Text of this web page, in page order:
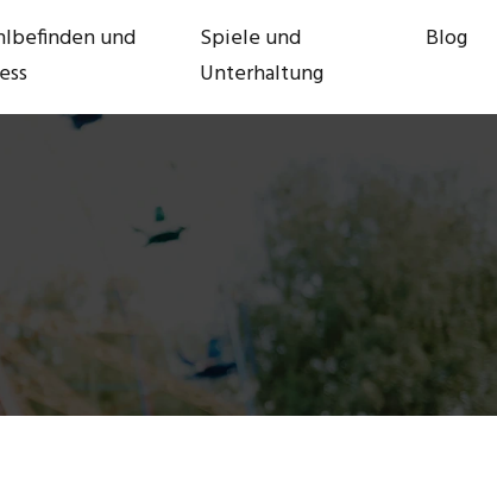
und
Spiele und
Unterhaltung
Blog